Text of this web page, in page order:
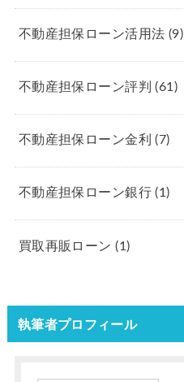
不動産担保ローン活用法 (9)
不動産担保ローン評判(61)
不動産担保ローン金利(7)
不動産担保ローン銀行(1)
買取再販ローン(1)
執筆者プロフィール